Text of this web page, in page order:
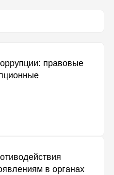
правовые
в органах